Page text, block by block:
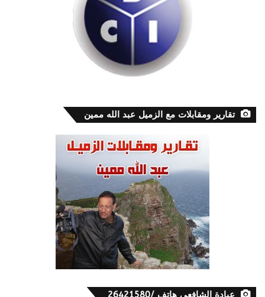
تقارير ومقابلات مع الزميل عبد الله ممين
عيادة الشافعي هاتف /26421580